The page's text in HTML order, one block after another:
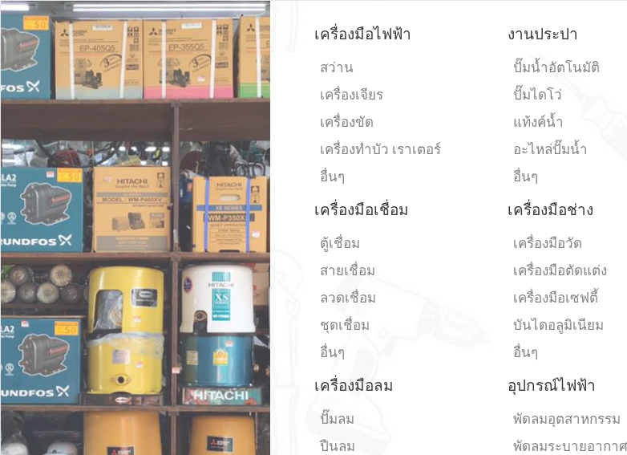
เครื่องมือไฟฟ้า
สว่าน
เครื่องเจียร
เครื่องขัด
เครื่องทำบัว เราเตอร์
อื่นๆ
เครื่องมือเชื่อม
ตู้เชื่อม
สายเชื่อม
ลวดเชื่อม
ชุดเชื่อม
อื่นๆ
เครื่องมือลม
ปั๊มลม
ปืนลม
งานประปา
ปั๊มน้ำอัตโนมัติ
ปั๊มไดโว่
แท้งค์น้ำ
อะไหล่ปั๊มน้ำ
อื่นๆ
เครื่องมือช่าง
เครื่องมือวัด
เครื่องมือตัดแต่ง
เครื่องมือเซฟตี้
บันไดอลูมิเนียม
อื่นๆ
อุปกรณ์ไฟฟ้า
พัดลมอุตสาหกรรม
พัดลมระบายอากาศ